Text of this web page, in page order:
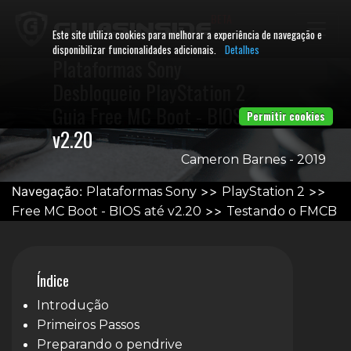
Guia Free MC Boot - BIOS até
v2.20
Cameron Barnes - 2019
Navegação: Plataformas Sony >> PlayStation 2 >>
Free MC Boot - BIOS até v2.20 >> Testando o FMCB
Índice
Introdução
Primeiros Passos
Preparando o pendrive
Este site utiliza cookies para melhorar a experiência de navegação e
disponibilizar funcionalidades adicionais. Detalhes
Permitir cookies